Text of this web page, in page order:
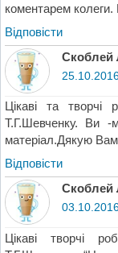
коментарем
Відповіcти
Скоблей
Цікаві та творчі
Т.Г.Шевченку. Ви -
матеріал.Дякую
Відповіcти
Скоблей
Цікаві творчі